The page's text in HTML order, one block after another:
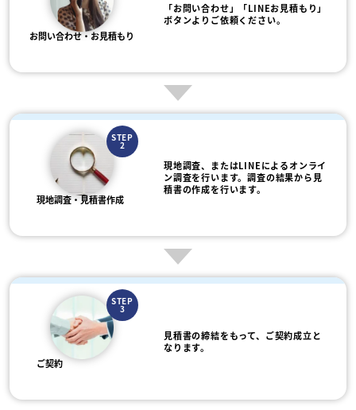
お問い合わせ・お見積もり
「お問い合わせ」「LINEお見積もり」
ボタンよりご依頼ください。
STEP
2
現地調査・見積書作成
現地調査、またはLINEによるオンライ
ン調査を行います。調査の結果から見
積書の作成を行います。
STEP
3
ご契約
見積書の締結をもって、ご契約成立と
なります。